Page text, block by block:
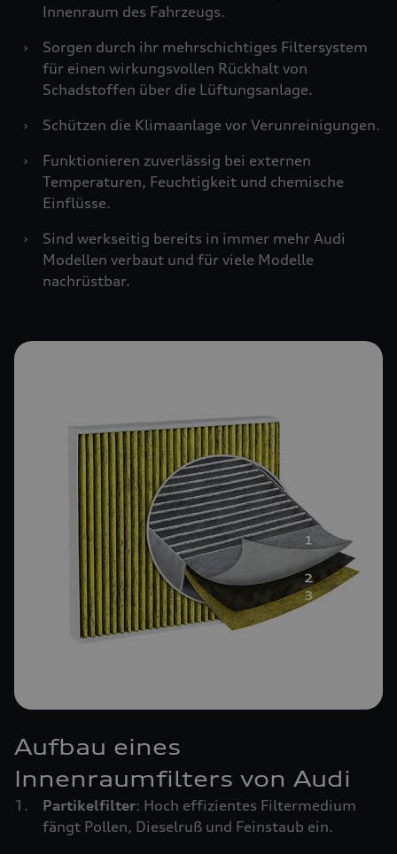
Innenraum des Fahrzeugs.
›
Sorgen durch ihr mehrschichtiges Filtersystem
für einen wirkungsvollen Rückhalt von
Schadstoffen über die Lüftungsanlage.
›
Schützen die Klimaanlage vor Verunreinigungen.
›
Funktionieren zuverlässig bei externen
Temperaturen, Feuchtigkeit und chemische
Einflüsse.
›
Sind werkseitig bereits in immer mehr Audi
Modellen verbaut und für viele Modelle
nachrüstbar.
Aufbau eines
Innenraumfilters von Audi
Partikelfilter: Hoch effizientes Filtermedium
fängt Pollen, Dieselruß und Feinstaub ein.